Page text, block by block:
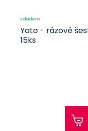
skladem
Yato - rázové
15ks